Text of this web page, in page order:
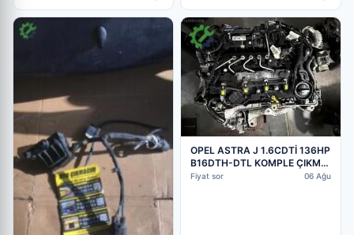
OPEL ASTRA J 1.6CDTİ 136HP
B16DTH-DTL KOMPLE ÇIKMA
SINIF MOTOR
Fiyat sor 06 Ağu